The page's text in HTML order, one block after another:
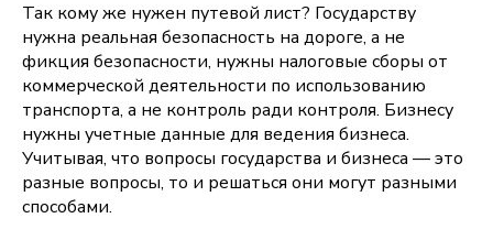
Так кому же нужен путевой лист? Государству
нужна реальная безопасность на дороге, а не
фикция безопасности, нужны налоговые сборы от
коммерческой деятельности по использованию
транспорта, а не контроль ради контроля. Бизнесу
нужны учетные данные для ведения бизнеса.
Учитывая, что вопросы государства и бизнеса — это
разные вопросы, то и решаться они могут разными
способами.